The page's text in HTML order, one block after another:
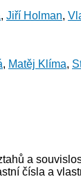
, Jiří Holman,
, Matěj Klíma,
a
čísla a